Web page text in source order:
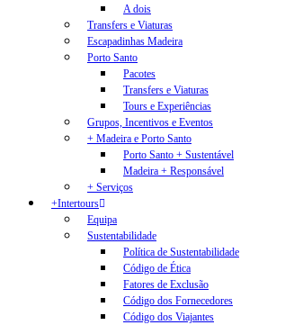
A dois
Transfers e Viaturas
Escapadinhas Madeira
Porto Santo
Pacotes
Transfers e Viaturas
Tours e Experiências
Grupos, Incentivos e Eventos
+ Madeira e Porto Santo
Porto Santo + Sustentável
Madeira + Responsável
+ Serviços
+Intertours
Equipa
Sustentabilidade
Política de Sustentabilidade
Código de Ética
Fatores de Exclusão
Código dos Fornecedores
Código dos Viajantes